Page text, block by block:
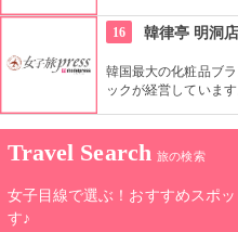
備というのもうれし
16 韓律亭 明洞
韓国最大の化粧品ブ
ックが経営していま
す。
Travel Search 旅の検索
女子目線で選ぶ！おすすめスポ
す♪